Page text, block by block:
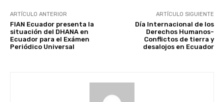
ARTÍCULO ANTERIOR
FIAN Ecuador presenta la
situación del DHANA en
Ecuador para el Exámen
Periódico Universal
ARTÍCULO SIGUIENTE
Día Internacional de los
Derechos Humanos-
Conflictos de tierra y
desalojos en Ecuador